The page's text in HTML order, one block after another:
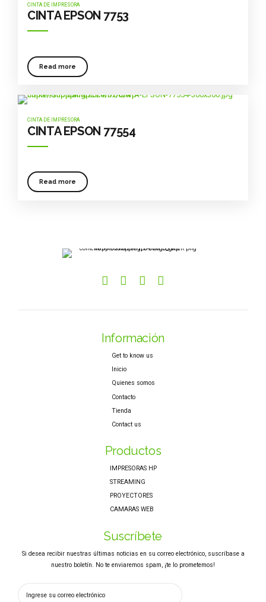
CINTA DE IMPRESORA
CINTA EPSON 7753
Read more
CINTA DE IMPRESORA
CINTA EPSON 77554
Read more
Información
Get to know us
Inicio
Quienes somos
Contacto
Tienda
Contact us
Productos
IMPRESORAS HP
STREAMING
PROYECTORES
CAMARAS WEB
Suscríbete
Si desea recibir nuestras últimas noticias en su correo electrónico, suscríbase a
nuestro boletín. No te enviaremos spam, ¡te lo prometemos!